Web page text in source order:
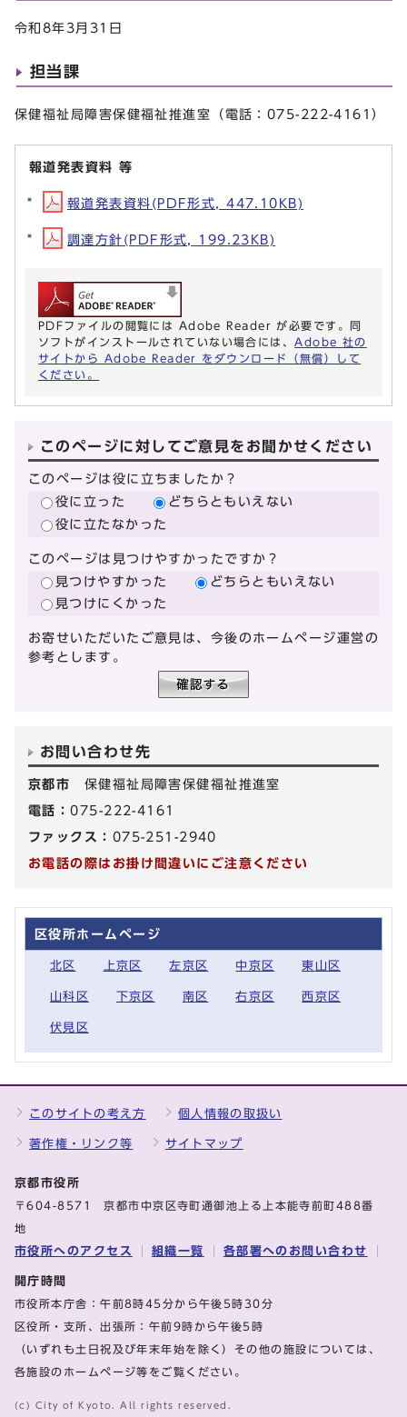
令和8年3月31日
担当課
保健福祉局障害保健福祉推進室（電話：075-222-4161）
報道発表資料 等
報道発表資料(PDF形式, 447.10KB)
調達方針(PDF形式, 199.23KB)
PDFファイルの閲覧には Adobe Reader が必要です。同
ソフトがインストールされていない場合には、 Adobe 社の
サイトから Adobe Reader をダウンロード（無償）して
ください。
このページに対してご意見をお聞かせください
このページは役に立ちましたか？
役に立った
どちらともいえない
役に立たなかった
このページは見つけやすかったですか？
見つけやすかった
どちらともいえない
見つけにくかった
お寄せいただいたご意見は、今後のホームページ運営の
参考とします。
お問い合わせ先
京都市 保健福祉局障害保健福祉推進室
電話：075-222-4161
ファックス： 075-251-2940
お電話の際はお掛け間違いにご注意ください
区役所ホームページ
北区 上京区 左京区 中京区 東山区
山科区 下京区 南区 右京区 西京区
伏見区
このサイトの考え方 個人情報の取扱い
著作権・リンク等 サイトマップ
京都市役所
〒604-8571 京都市中京区寺町通御池上る上本能寺前町488番
地
市役所へのアクセス 組織一覧 各部署へのお問い合わせ
開庁時間
市役所本庁舎：午前8時45分から午後5時30分
区役所・支所、出張所：午前9時から午後5時
（いずれも土日祝及び年末年始を除く）その他の施設については、
各施設のホームページ等をご覧ください。
(c) City of Kyoto. All rights reserved.